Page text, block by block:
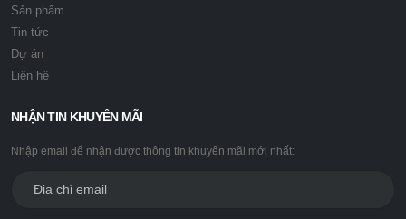
Sản phẩm
Tin tức
Dự án
Liên hệ
NHẬN TIN KHUYẾN MÃI
Nhập email để nhận được thông tin khuyến mãi mới nhất: